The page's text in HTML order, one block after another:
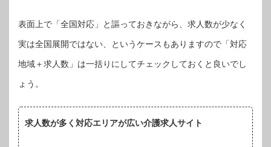
表面上で「全国対応」と謳っておきながら、求人数が少なく
実は全国展開ではない、というケースもありますので「対応
地域＋求人数」は一括りにしてチェックしておくと良いでし
ょう。
求人数が多く対応エリアが広い介護求人サイト